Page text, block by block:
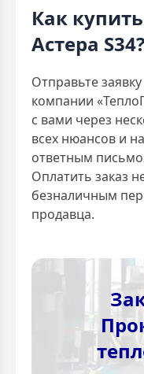
Как
Астера S34?
Отправьте
компании
с вами через
всех нюансов и
ответным
Оплатить заказ
безналичным
продавца.